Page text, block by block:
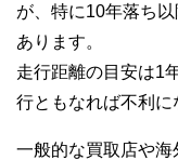
が、特に10年落ち
あります。
走行距離の目安は1
行ともなれば不利に
一般的な買取店や海